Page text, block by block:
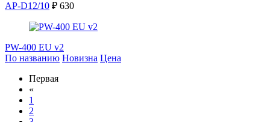
AP-D12/10 ₽ 630
PW-400 EU v2
По названию Новизна Цена
Первая
«
1
2